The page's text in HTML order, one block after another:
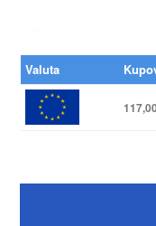
Valuta